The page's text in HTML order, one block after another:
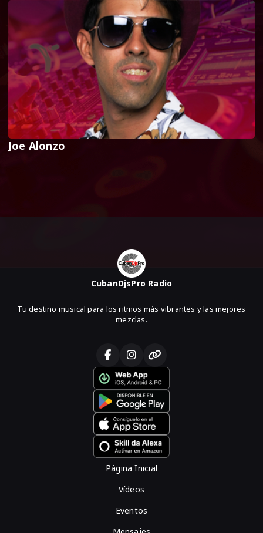
Joe Alonzo
CubanDjsPro Radio
Tu destino musical para los ritmos más vibrantes y las mejores
mezclas.
Página Inicial
Vídeos
Eventos